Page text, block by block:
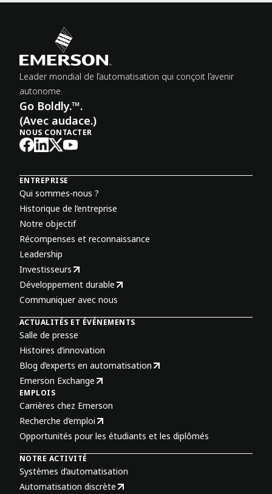
Leader mondial de l’automatisation qui conçoit l’avenir
autonome.
Go Boldly.™.
(Avec audace.)
NOUS CONTACTER
ENTREPRISE
Qui sommes-nous ?
Historique de l’entreprise
Notre objectif
Récompenses et reconnaissance
Leadership
Investisseurs
Développement durable
Communiquer avec nous
ACTUALITÉS ET ÉVÉNEMENTS
Salle de presse
Histoires d’innovation
Blog d’experts en automatisation
Emerson Exchange
EMPLOIS
Carrières chez Emerson
Recherche d’emploi
Opportunités pour les étudiants et les diplômés
NOTRE ACTIVITÉ
Systèmes d’automatisation
Automatisation discrète